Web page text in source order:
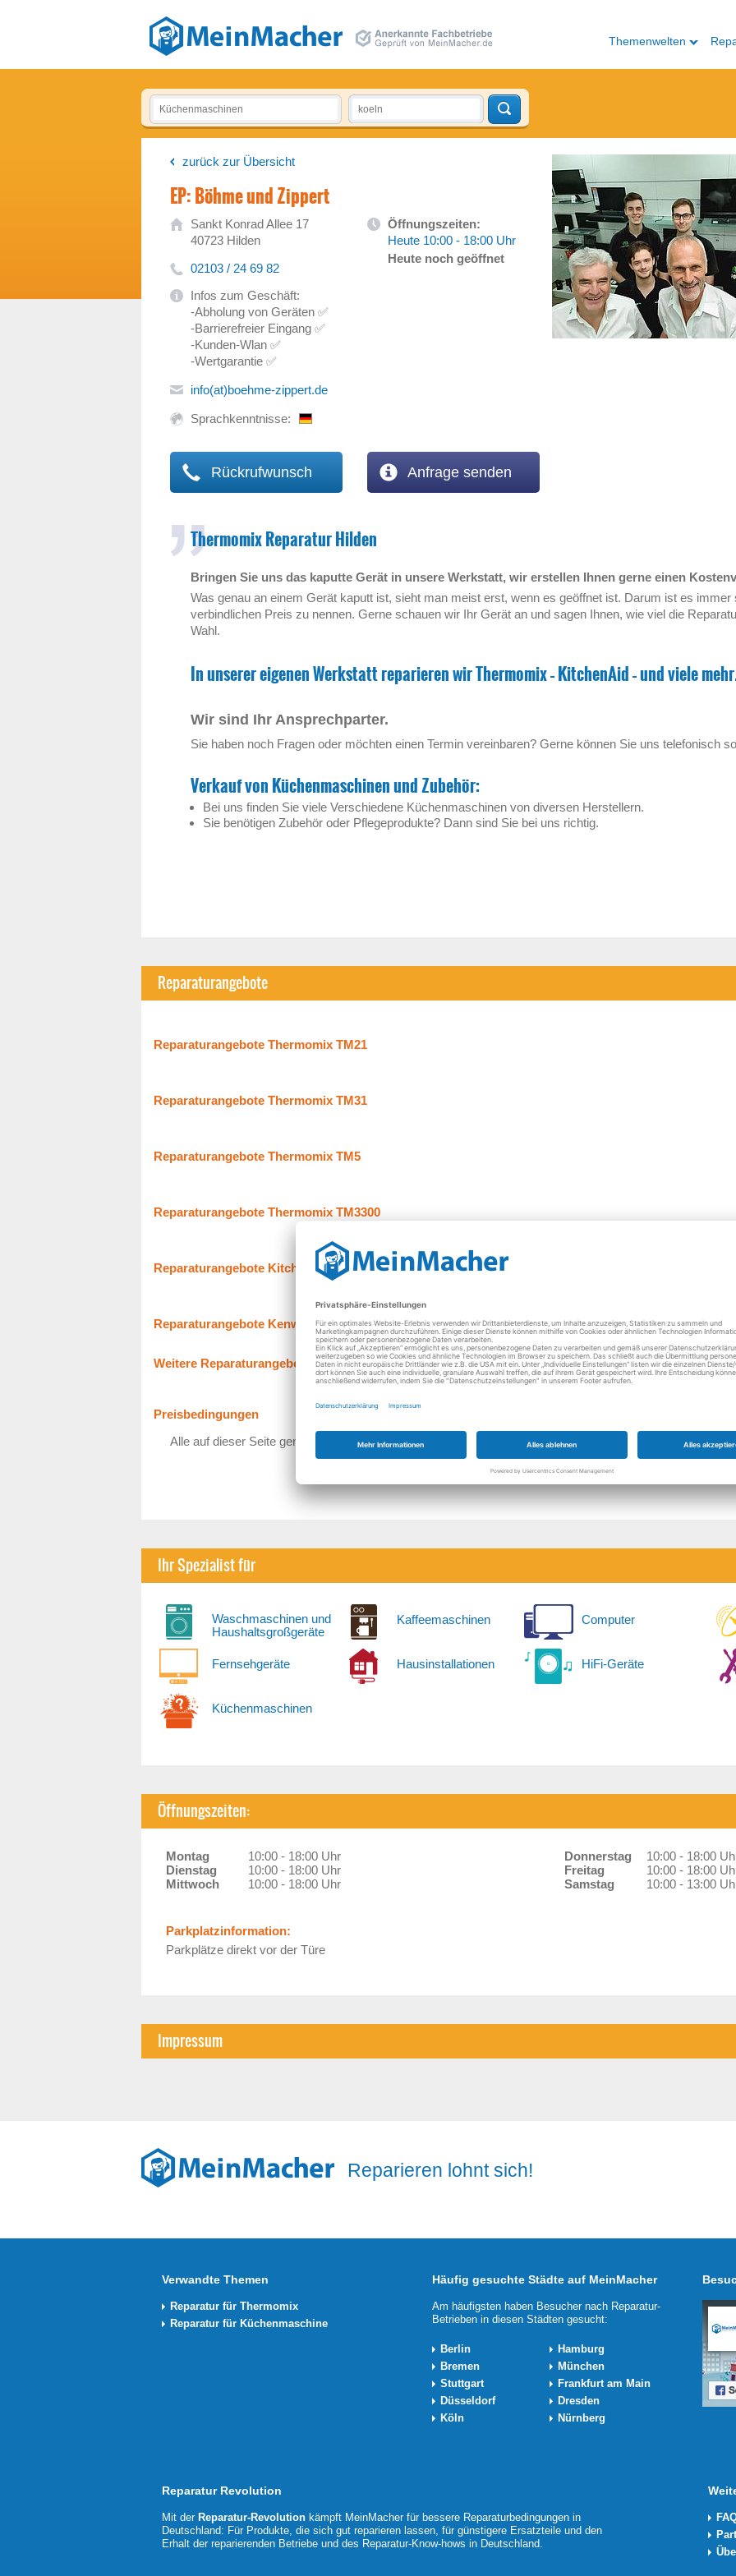
Themenwelten
zurück zur Übersicht
EP: Böhme und Zippert
Sankt Konrad Allee 17
40723 Hilden
02103 / 24 69 82
Öffnungszeiten:
Heute 10:00 - 18:00 Uhr
Heute noch geöffnet
Infos zum Geschäft:
-Abholung von Geräten ✅
-Barrierefreier Eingang ✅
-Kunden-Wlan ✅
-Wertgarantie ✅
info(at)boehme-zippert.de
Sprachkenntnisse:
Rückrufwunsch Anfrage senden
Thermomix Reparatur Hilden
Bringen Sie uns das kaputte Gerät in unsere Werkstatt, wir erstellen Ihnen gerne einen
Was genau an einem Gerät kaputt ist, sieht man meist erst, wenn es geöffnet ist. Darum ist es
verbindlichen Preis zu nennen. Gerne schauen wir Ihr Gerät an und sagen Ihnen, wie viel die
Wahl.
In unserer eigenen Werkstatt reparieren wir Thermomix – KitchenAid – und viele
Wir sind Ihr Ansprechparter.
Sie haben noch Fragen oder möchten einen Termin vereinbaren? Gerne können Sie uns telefonisch
Verkauf von Küchenmaschinen und Zubehör:
Bei uns finden Sie viele Verschiedene Küchenmaschinen von diversen Herstellern.
Sie benötigen Zubehör oder Pflegeprodukte? Dann sind Sie bei uns richtig.
Reparaturangebote
Reparaturangebote Thermomix TM21
Reparaturangebote Thermomix TM31
Reparaturangebote Thermomix TM5
Reparaturangebote Thermomix TM3300
Reparaturangebote Kitchenaid
Reparaturangebote Kenwood
Weitere Reparaturangebote
Preisbedingungen
Alle auf dieser Seite genannten Preise sind in Euro und inkl. der jeweils gültigen gesetzlichen
Ihr Spezialist für
Waschmaschinen und
Haushaltsgroßgeräte
Kaffeemaschinen Computer
Fernsehgeräte Hausinstallationen HiFi-Geräte
Küchenmaschinen
Öffnungszeiten:
Montag
10:00 - 18:00 Uhr
Dienstag
10:00 - 18:00 Uhr
Mittwoch
10:00 - 18:00 Uhr
Donnerstag
10:00 - 18:00
Freitag
10:00 - 18:00
Samstag
10:00 - 13:00
Parkplatzinformation:
Parkplätze direkt vor der Türe
Impressum
Reparieren lohnt sich!
Verwandte Themen
Reparatur für Thermomix
Reparatur für Küchenmaschine
Häufig gesuchte Städte auf MeinMacher
Am häufigsten haben Besucher nach Reparatur-
Betrieben in diesen Städten gesucht:
Berlin
Hamburg
Bremen
München
Stuttgart
Frankfurt am Main
Düsseldorf
Dresden
Köln
Nürnberg
Reparatur Revolution
Mit der Reparatur-Revolution kämpft MeinMacher für bessere Reparaturbedingungen in
Deutschland: Für Produkte, die sich gut reparieren lassen, für günstigere Ersatzteile und den
Erhalt der reparierenden Betriebe und des Reparatur-Know-hows in Deutschland.